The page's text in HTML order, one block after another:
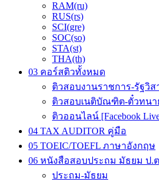
RAM(ru)
RUS(rs)
SCI(gre)
SOC(so)
STA(st)
THA(th)
03 คอร์สติวทั้งหมด
ติวสอบงานราชการ-รัฐวิส
ติวสอบเนติบัณฑิต-ตั๋วทนา
ติวออนไลน์ [Facebook
04 TAX AUDITOR คู่มือ
05 TOEIC/TOEFL ภาษาอังกฤษ
06 หนังสือสอบประถม มัธยม ป.
ประถม-มัธยม